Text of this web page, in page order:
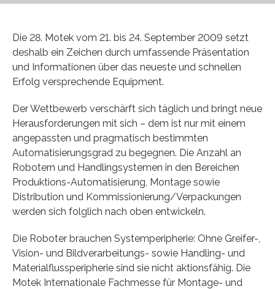
Die 28. Motek vom 21. bis 24. September 2009 setzt
deshalb ein Zeichen durch umfassende Präsentation
und Informationen über das neueste und schnellen
Erfolg versprechende Equipment.
Der Wettbewerb verschärft sich täglich und bringt neue
Herausforderungen mit sich – dem ist nur mit einem
angepassten und pragmatisch bestimmten
Automatisierungsgrad zu begegnen. Die Anzahl an
Robotern und Handlingsystemen in den Bereichen
Produktions-Automatisierung, Montage sowie
Distribution und Kommissionierung/Verpackungen
werden sich folglich nach oben entwickeln.
Die Roboter brauchen Systemperipherie: Ohne Greifer-,
Vision- und Bildverarbeitungs- sowie Handling- und
Materialflussperipherie sind sie nicht aktionsfähig. Die
Motek Internationale Fachmesse für Montage- und